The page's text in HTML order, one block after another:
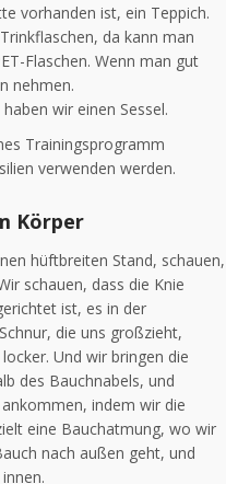
vorhanden ist, ein Teppich.
da kann man
Flaschen. Wenn man gut
nehmen.
wir einen Sessel.
Trainingsprogramm
verwenden werden.
Körper
hüftbreiten Stand, schauen,
schauen, dass die Knie
ist, es in der
die uns großzieht,
Und wir bringen die
des Bauchnabels, und
indem wir die
eine Bauchatmung, wo wir
nach außen geht, und